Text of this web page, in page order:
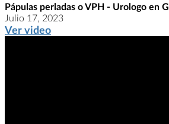
Pápulas perladas o VPH - Urologo en
Julio 17, 2023
Ver video